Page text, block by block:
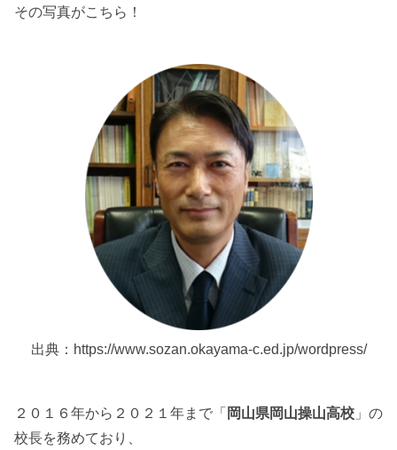
その写真がこちら！
出典：https://www.sozan.okayama-c.ed.jp/wordpress/
２０１６年から２０２１年まで「 岡山県岡山操山高校 」の
校長を務めており、